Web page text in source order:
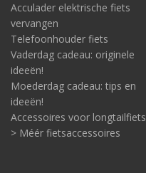
Acculader elektrische fiets
vervangen
Telefoonhouder fiets
Vaderdag cadeau: originele
ideeën!
Moederdag cadeau: tips en
ideeën!
Accessoires voor longtailfiets
> Méér fietsaccessoires